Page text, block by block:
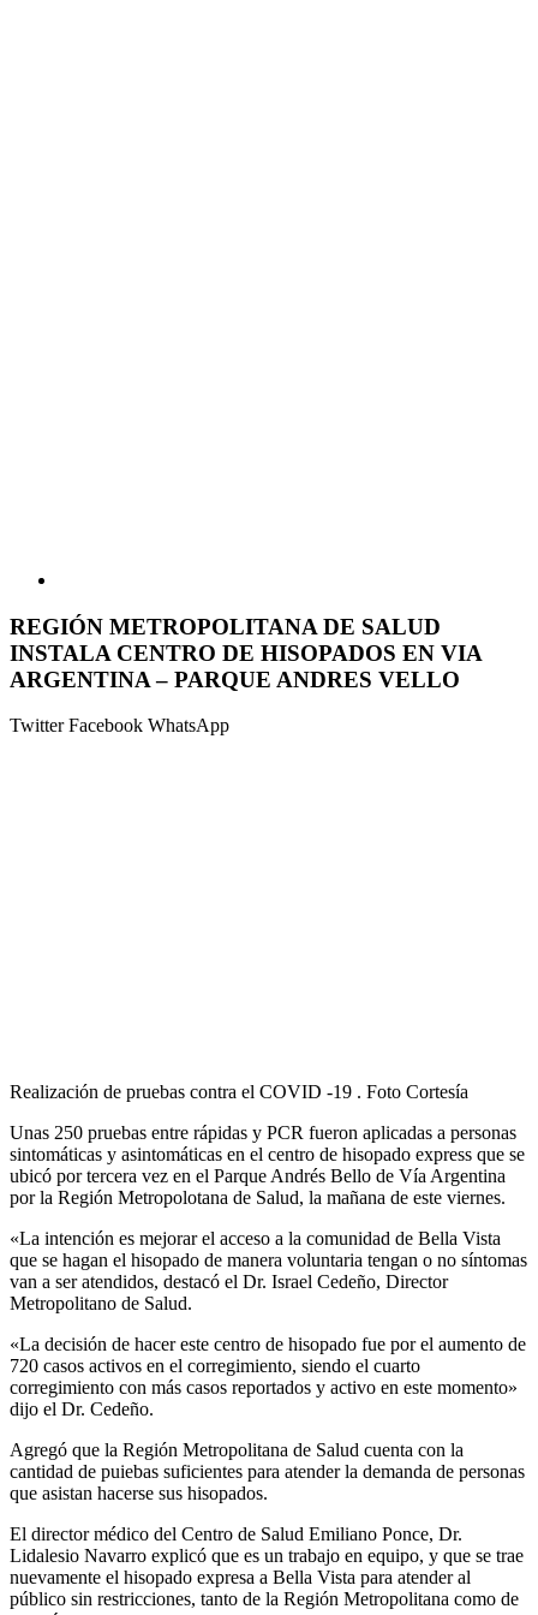
REGIÓN METROPOLITANA DE SALUD
INSTALA CENTRO DE HISOPADOS EN VIA
ARGENTINA – PARQUE ANDRES VELLO
TwitterFacebook WhatsApp
Realización de pruebas contra el COVID -19 . Foto Cortesía
Unas 250 pruebas entre rápidas y PCR fueron aplicadas a personas
sintomáticas y asintomáticas en el centro de hisopado express que se
ubicó por tercera vez en el Parque Andrés Bello de Vía Argentina
por la Región Metropolotana de Salud, la mañana de este viernes.
«La intención es mejorar el acceso a la comunidad de Bella Vista
que se hagan el hisopado de manera voluntaria tengan o no síntomas
van a ser atendidos, destacó el Dr. Israel Cedeño, Director
Metropolitano de Salud.
«La decisión de hacer este centro de hisopado fue por el aumento de
720 casos activos en el corregimiento, siendo el cuarto
corregimiento con más casos reportados y activo en este momento»
dijo el Dr. Cedeño.
Agregó que la Región Metropolitana de Salud cuenta con la
cantidad de puiebas suficientes para atender la demanda de personas
que asistan hacerse sus hisopados.
El director médico del Centro de Salud Emiliano Ponce, Dr.
Lidalesio Navarro explicó que es un trabajo en equipo, y que se trae
nuevamente el hisopado expresa a Bella Vista para atender al
público sin restricciones, tanto de la Región Metropolitana como de